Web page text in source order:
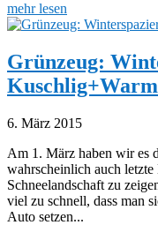
mehr lesen
Grünzeug:
6. März 2015
Am 1. März haben wir es
wahrscheinlich auch
Schneelandschaft zu
viel zu schnell, dass man
Auto setzen...